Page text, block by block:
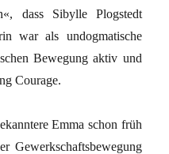
dass Sibylle Plogstedt
war als undogmatische
Bewegung aktiv und
Courage.
Emma schon früh
Gewerkschaftsbewegung